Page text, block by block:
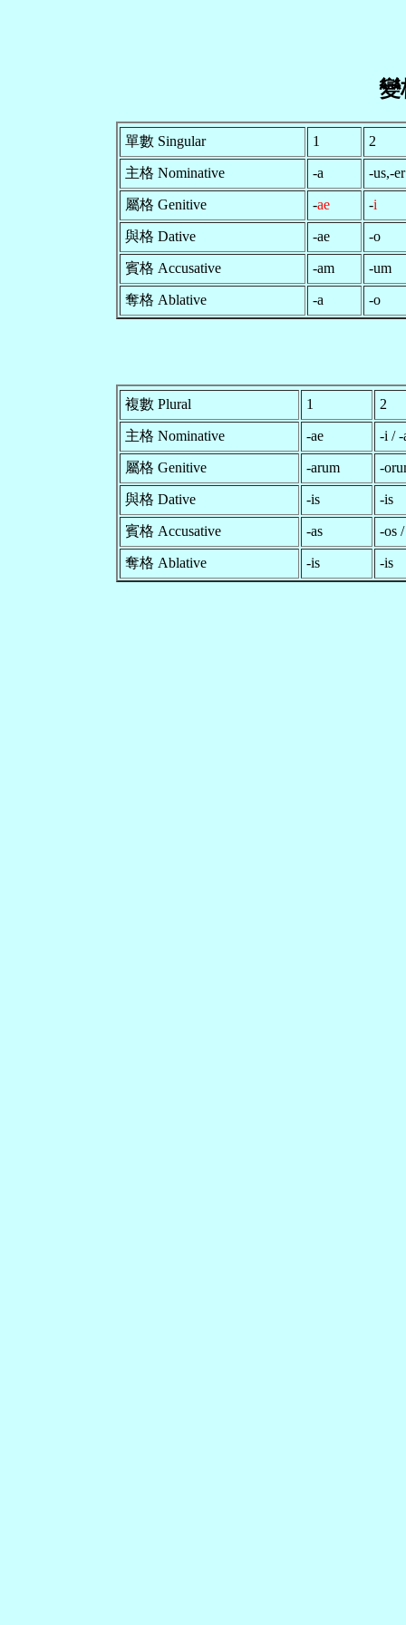
變
單數 Singular 1 2
主格 Nominative -a -us,-
屬格 Genitive -ae -i
與格 Dative -ae -o
賓格 Accusative -am -um
奪格 Ablative -a -o
複數 Plural 1 2
主格 Nominative -ae -i / -
屬格 Genitive -arum -
與格 Dative -is -is
賓格 Accusative -as -os
奪格 Ablative -is -is